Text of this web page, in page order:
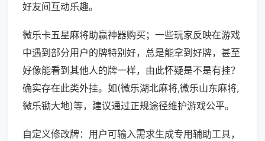
好友间互动乐趣。
微乐卡五星麻将助赢神器购买；一些玩家反映在游戏
中遇到部分用户的牌特别好，总是能拿到好牌，甚至
好像能看到其他人的牌一样，由此怀疑是不是有挂？
确实存在此类外挂。如(微乐湖北麻将,微乐山东麻将,
微乐锄大地)等，建议通过正规途径维护游戏公平。
自定义修改牌：用户可输入需求生成专用辅助工具，